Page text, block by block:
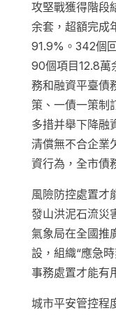
攻堅戰獲得階段
余套，超額完成
91.9%。342個
90個項目12.8萬
務和融資平臺債
策、一債一策制
多措并舉下降融
清償無不合企業
資行為，全市債
風險防控處置才
發山洪泥石流災
氣象局在全國推
設，組織“應急
事務處置才能有
城市平安管控程